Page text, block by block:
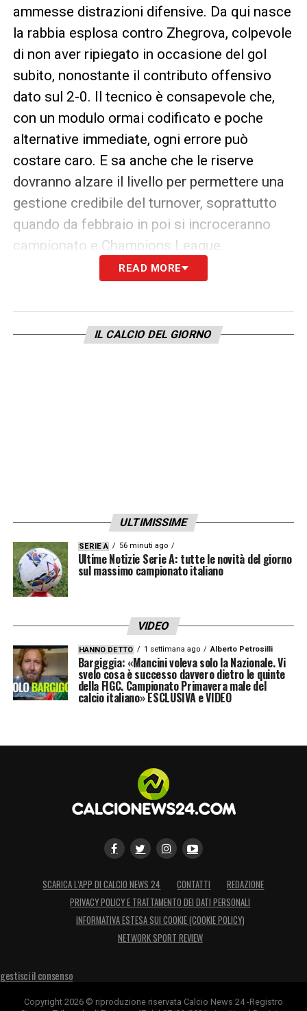
ammesse distrazioni difensive. Da qui nasce
la rabbia esplosa contro Zhegrova, colpevole
di non aver ripiegato in occasione del gol
subito, nonostante il contributo offensivo
dato sul 2-0. Il tecnico è consapevole che,
con un modulo ormai codificato e poche
alternative immediate, ogni errore può
costare caro. E sa anche che le riserve
dovranno alzare il livello per permettere una
gestione credibile del turnover, soprattutto
quando da febbraio in poi si incroceranno
campionato e Champions League.
Senza aiuti dal mercato, il calendario delle
Cremonese e Cagliari – offre comunque
un’occasione enorme: tentare l’assalto alla
Juventus fino all’ultima stilla, nel tentativo di
riportarla dove, per storia e ambizione, sente
che debba stare.ardia.
LA PLAYLIST DELLE NOSTRE TOP NEWS
READ MORE
IL CALCIO DEL GIORNO
ULTIMISSIME
SERIE A 56 minuti ago
Ultime Notizie Serie A: tutte le novità del giorno
sul massimo campionato italiano
VIDEO
HANNO DETTO 1 settimana ago Alberto Petrosilli
Bargiggia: «Mancini voleva solo la Nazionale. Vi
svelo cosa è successo davvero dietro le quinte
della FIGC. Campionato Primavera male del
calcio italiano» ESCLUSIVA e VIDEO
SCARICA L’APP DI CALCIO NEWS 24 CONTATTI
REDAZIONE
PRIVACY POLICY E TRATTAMENTO DEI DATI PERSONALI
INFORMATIVA ESTESA SUI COOKIE (COOKIE POLICY)
NETWORK SPORT REVIEW
gestisci il consenso
Copyright 2026 © riproduzione riservata Calcio News 24 -Registro